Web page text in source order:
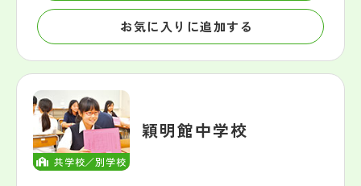
お気に入りに追加する
共学校／別学校
穎明館中学校